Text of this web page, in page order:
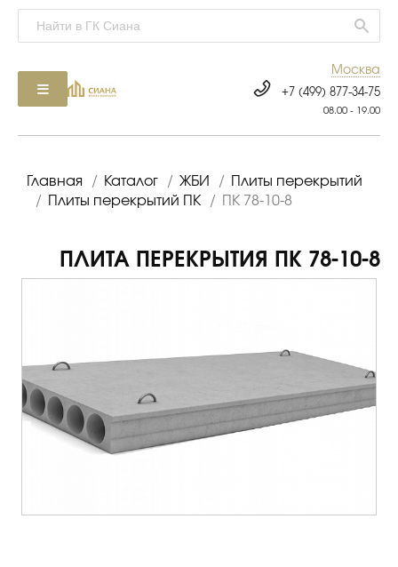
Москва
+7 (499) 877-34-75
08.00 - 19.00
Главная / Каталог / ЖБИ /
Плиты перекрытий
/
Плиты перекрытий ПК / ПК 78-10-8
ПЛИТА ПЕРЕКРЫТИЯ ПК 78-10-8